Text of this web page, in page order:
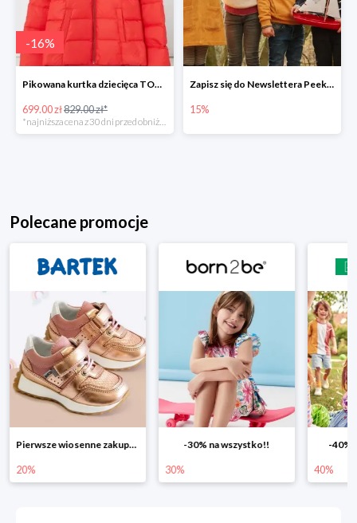
-16%
Pikowana kurtka dziecięca TOMMY HILFIGER -15%
699.00 zł829.00 zł*
Zapisz się do Newslettera Peek&Cloppenburg i odbierz 15% zniżki
15%
Polecane promocje
Pierwsze wiosenne zakupy -20%
20%
-30% na wszystko!!
30%
-40%
40%